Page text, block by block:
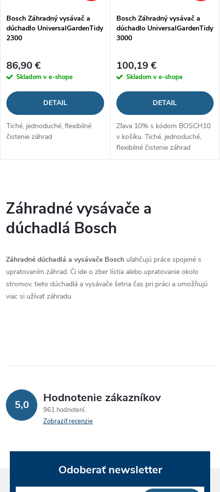
p
o
d
u
o
v
p
r
o
d
u
k
t
v
Bosch Záhradný vysávač a
dúchadlo UniversalGardenTidy
2300
86,90 €
Skladom v e-shope
DETAIL
Tiché, jednoduché, flexibilné
čistenie záhrad
Bosch Záhradný vysávač a
dúchadlo UniversalGardenTidy
3000
100,19 €
Skladom v e-shope
DETAIL
Zľava 10% s kódom BOSCH10
v košíku. Tiché, jednoduché,
flexibilné čistenie záhrad
v
l
d
a
p
v
k
Záhradné vysávače a
dúchadlá Bosch
Záhradné dúchadlá a vysávače Bosch uľahčujú práce spojené s
upratovaním záhrad. Či ide o zber lístia alebo upratovanie okolo
stromov, tieto dúchadlá a vysávače šetria čas pri práci a umožňujú
viac si užívať záhradu.
5,0 Hodnotenie zákazníkov
961 hodnotení
Zobraziť recenzie
Odoberať newsletter